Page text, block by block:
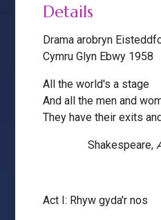
Details
Drama arobryn
Cymru Glyn Ebwy 1958
All the world's a stage
And all the men and
They have their exits
Shakespeare,
Act I: Rhyw gyda'r nos